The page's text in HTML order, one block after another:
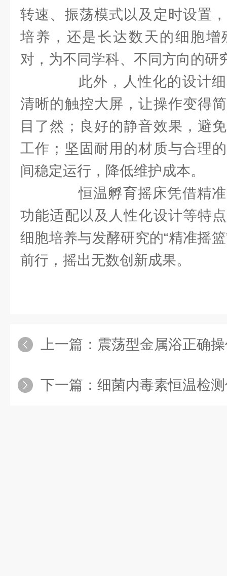
转速、振荡模式以及定时设置
培养，还是长达数天的细胞增
对，为不同学科、不同方向的研
此外，人性化的设计细
清晰的触控大屏，让操作变得
目了然；良好的静音效果，避
工作；坚固耐用的材质与合理
间稳定运行，降低维护成本。
恒温孵育摇床凭借精准
功能适配以及人性化设计等特
细胞培养与发酵研究的“精准摇
前行，摇出无数创新成果。
上一篇： 震荡型金属浴正确
下一篇： 细菌内毒素恒温检测仪